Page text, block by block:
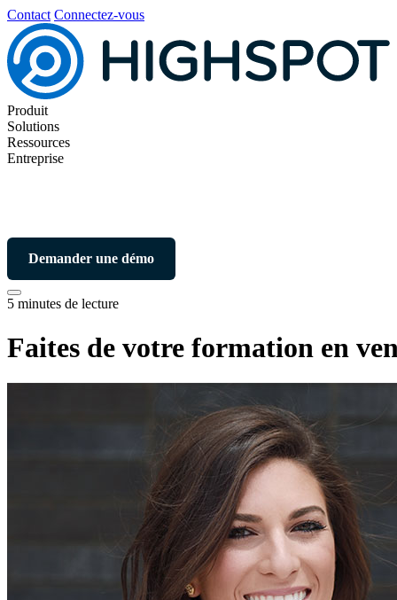
Contact Connectez-vous
Produit
Solutions
Ressources
Entreprise
Demander une démo
5 minutes de lecture
Faites de votre formation en